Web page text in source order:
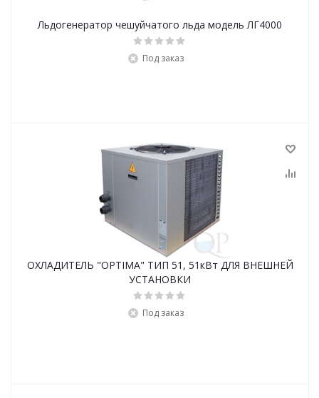
Льдогенератор чешуйчатого льда модель ЛГ4000
Под заказ
ОХЛАДИТЕЛЬ "OPTIMA" ТИП 51, 51кВт ДЛЯ ВНЕШНЕЙ
УСТАНОВКИ
Под заказ